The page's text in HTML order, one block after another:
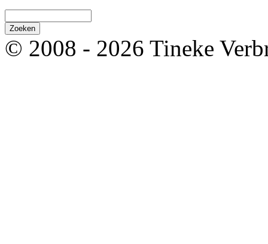
© 2008 - 2026 Tineke